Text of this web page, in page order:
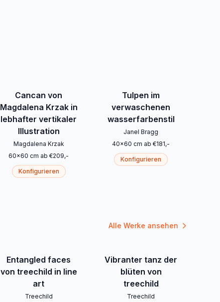
Cancan von
Magdalena Krzak in
lebhafter vertikaler
Illustration
Magdalena Krzak
60x60 cm ab €209,-
Konfigurieren
Tulpen im
verwaschenen
wasserfarbenstil
Janel Bragg
40x60 cm ab €181,-
Konfigurieren
Alle Werke ansehen
Entangled faces
von treechild in line
art
Treechild
Vibranter tanz der
blüten von
treechild
Treechild